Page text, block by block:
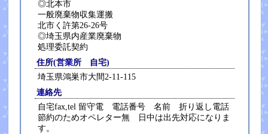
◎北本市
一般廃棄物収集運搬
北市く許第26-26号
◎埼玉県内産業廃棄物
処理委託契約
住所(営業所 自宅)
埼玉県鴻巣市大間2-11-115
連絡先
自宅fax,tel 留守電 電話番号 名前 折り返し電話
節約のためオペレター無 日中は出先対応になりま
す。